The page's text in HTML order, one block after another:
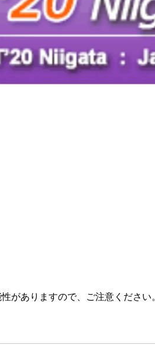
がありますので、ご注意ください。